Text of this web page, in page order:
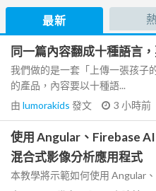
最新
同一篇內容翻成十種語言
我們做的是一套「上傳一張孩子
的產品，內容要以十種語...
由 lumorakids 發文 3 小時前
使用 Angular、Firebase
混合式影像分析應用程式
本教學將示範如何使用 Angular